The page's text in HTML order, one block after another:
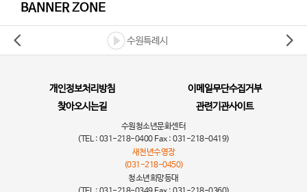
BANNER ZONE
수원특례시
개인정보처리방침
이메일무단수집거부
찾아오시는길
관련기관사이트
수원청소년문화센터
(TEL : 031-218-0400 Fax : 031-218-0419)
새천년수영장
(031-218-0450)
청소년희망등대